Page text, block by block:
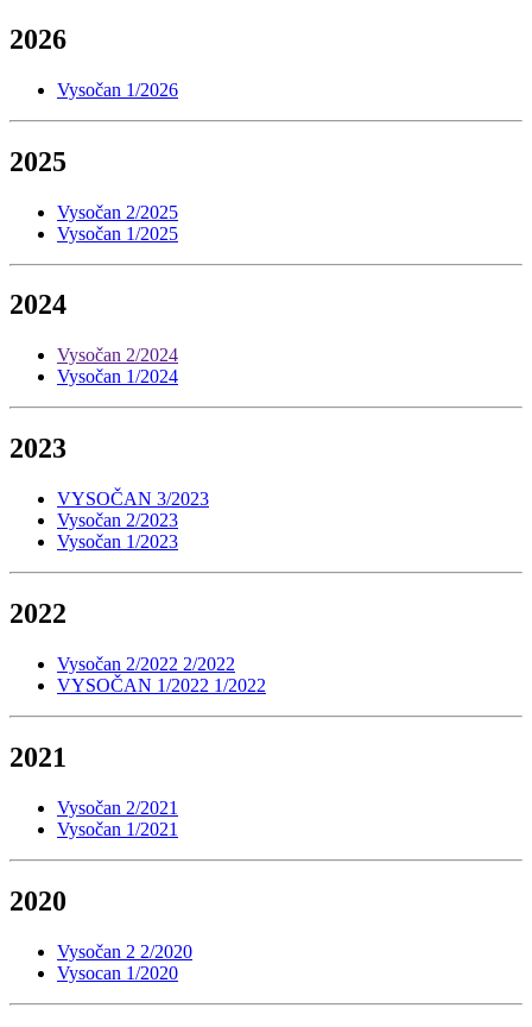
2026
Vysočan 1/2026
2025
Vysočan 2/2025
Vysočan 1/2025
2024
Vysočan 2/2024
Vysočan 1/2024
2023
VYSOČAN 3/2023
Vysočan 2/2023
Vysočan 1/2023
2022
Vysočan 2/2022 2/2022
VYSOČAN 1/2022 1/2022
2021
Vysočan 2/2021
Vysočan 1/2021
2020
Vysočan 2 2/2020
Vysocan 1/2020